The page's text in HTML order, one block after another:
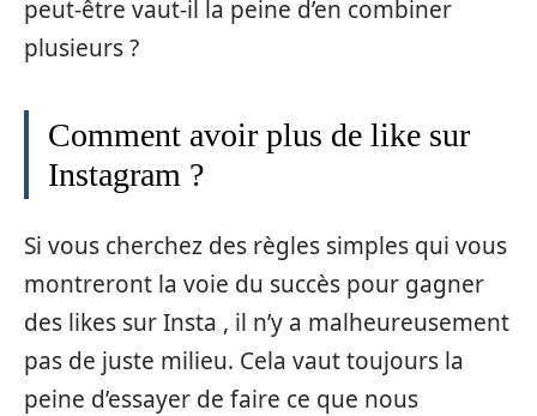
peut-être vaut-il la peine d’en combiner
plusieurs ?
Comment avoir plus de like sur
Instagram ?
Si vous cherchez des règles simples qui vous
montreront la voie du succès pour gagner
des likes sur Insta , il n’y a malheureusement
pas de juste milieu. Cela vaut toujours la
peine d’essayer de faire ce que nous